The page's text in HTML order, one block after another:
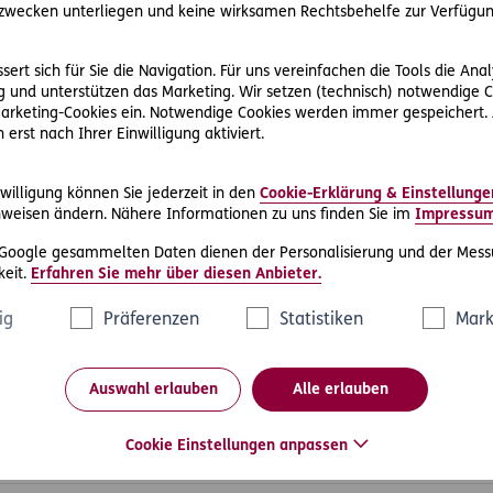
unterliegen und keine wirksamen Rechtsbehelfe zur
sich für Sie die Navigation. Für uns vereinfachen die Tools die
und unterstützen das Marketing. Wir setzen (technisch) notwendige
Cookies ein. Notwendige Cookies werden immer
erst nach Ihrer Einwilligung aktiviert.
können Sie jederzeit in den Cookie-Erklärung &
ändern. Nähere Informationen zu uns finden Sie im
gesammelten Daten dienen der Personalisierung und der
Erfahren Sie mehr über diesen Anbieter.
Präferenzen Statistiken
Auswahl erlauben Alle erlauben
Cookie Einstellungen anpassen
Bundesverband e.V. klagte die Airberlin, da sie nicht
„Tarif“ einrechne.
eigentlichen „Tarif“ keine Steuern, Gebühren,
aufgelistet sein, sodass der Kunde klar informiert ist und